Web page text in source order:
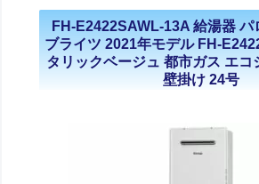
FH-E2422SAWL-13A 給湯器 パ
ブライツ 2021年モデル FH-
タリックベージュ 都市ガス エコ
壁掛け 24号